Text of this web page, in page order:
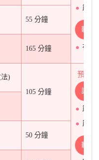
能閱
聽
在廣
55 分鐘
165 分鐘
)
105 分鐘
預計
讀
能看
能閱
聽
50 分鐘